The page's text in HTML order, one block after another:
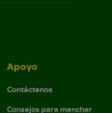
Apoyo
Contáctenos
Consejos para manchar